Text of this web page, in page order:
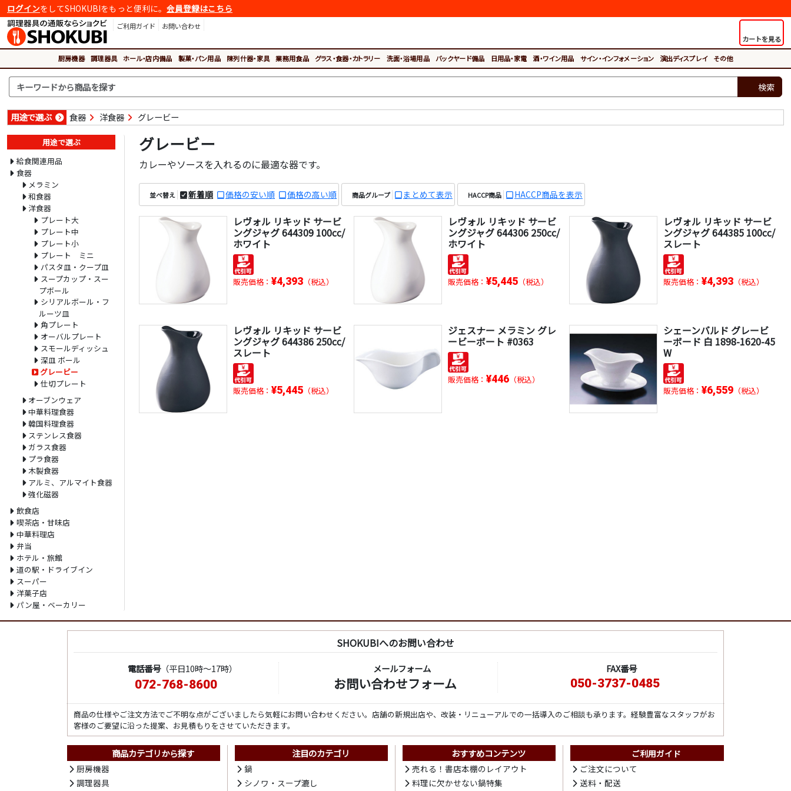
ログインをしてSHOKUBIをもっと便利に。 会員登録はこちら
ご利用ガイド
お問い合わせ
カートを見る
厨房機器 調理器具 ホール・店内備品 製菓・パン用品 陳列什器・家具 業務用食品 グラス・食器・カトラリー 洗面・浴場用品 バックヤード備品 日用品・家電 酒・ワイン用品 サイン・インフォメーション 演出ディスプレイ その他
検索
用途で選ぶ 食器 洋食器 グレービー
グレービー
カレーやソースを入れるのに最適な器です。
並べ替え 新着順 価格の安い順 価格の高い順 商品グループ まとめて表示 HACCP商品 HACCP商品を表示
レヴォル リキッド サービ
ングジャグ 644309 100cc/
ホワイト
販売価格： ¥4,393 （税込）
レヴォル リキッド サービ
ングジャグ 644306 250cc/
ホワイト
販売価格：¥5,445 （税込）
レヴォル リキッド サービ
ングジャグ 644385 100cc/
スレート
販売価格： ¥4,393（税込）
レヴォル リキッド サービ
ングジャグ 644386 250cc/
スレート
販売価格： ¥5,445 （税込）
ジェスナー メラミン グレ
ービーボート #0363
販売価格：¥446 （税込）
シェーンバルド グレービ
ーボード 白 1898-1620-45
W
販売価格： ¥6,559（税込）
用途で選ぶ
給食関連用品
食器
メラミン
和食器
洋食器
プレート大
プレート中
プレート小
プレート ミニ
パスタ皿・クープ皿
スープカップ・スー
プボール
シリアルボール・フ
ルーツ皿
角プレート
オーバルプレート
スモールディッシュ
深皿 ボール
グレービー
仕切プレート
オーブンウェア
中華料理食器
韓国料理食器
ステンレス食器
ガラス食器
プラ食器
木製食器
アルミ、アルマイト食器
強化磁器
飲食店
喫茶店・甘味店
中華料理店
弁当
ホテル・旅館
道の駅・ドライブイン
スーパー
洋菓子店
パン屋・ベーカリー
SHOKUBIへのお問い合わせ
電話番号（平日10時～17時）
072-768-8600
メールフォーム
お問い合わせフォーム
FAX番号
050-3737-0485
商品の仕様やご注文方法でご不明な点がございましたら気軽にお問い合わせください。店舗の新規出店や、改装・リニューアルでの一括導入のご相談も承ります。経験豊富なスタッフがお
客様のご要望に沿った提案、お見積もりをさせていただきます。
商品カテゴリから探す
厨房機器
調理器具
注目のカテゴリ
鍋
シノワ・スープ漉し
おすすめコンテンツ
売れる！書店本棚のレイアウト
料理に欠かせない鍋特集
ご利用ガイド
ご注文について
送料・配送